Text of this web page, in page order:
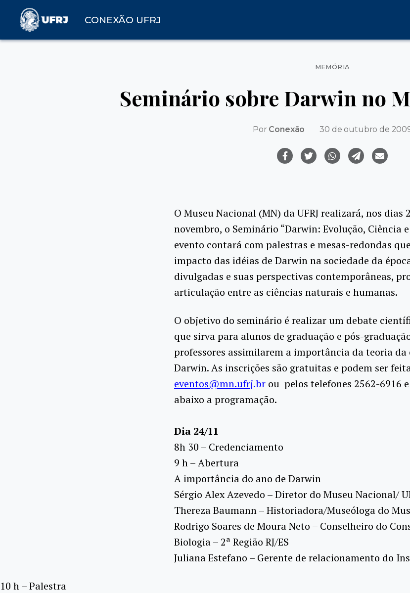
CONEXÃO UFRJ
Categorias
MEMÓRIA
Seminário sobre Darwin no
Por Conexão 30 de outubro de
O Museu Nacional (MN) da UFRJ realizará, nos dias
novembro, o Seminário “Darwin: Evolução, Ciência
evento contará com palestras e mesas-redondas
impacto das idéias de Darwin na sociedade da
divulgadas e suas perspectivas contemporâneas,
articulação entre as ciências naturais e humanas.
O objetivo do seminário é realizar um debate
que sirva para alunos de graduação e pós-
professores assimilarem a importância da teoria da
Darwin. As inscrições são gratuitas e podem ser
eventos@mn.ufrj.br ou pelos telefones 2562-6916
abaixo a programação.
Dia 24/11
8h 30 – Credenciamento
9 h – Abertura
A importância do ano de Darwin
Sérgio Alex Azevedo – Diretor do Museu Nacional/
Thereza Baumann – Historiadora/Museóloga do
Rodrigo Soares de Moura Neto – Conselheiro do
Biologia – 2ª Região RJ/ES
Juliana Estefano – Gerente de relacionamento do
10 h – Palestra